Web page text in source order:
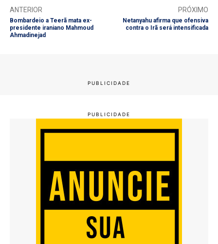
ANTERIOR
Bombardeio a Teerã mata ex-
presidente iraniano Mahmoud
Ahmadinejad
PRÓXIMO
Netanyahu afirma que ofensiva
contra o Irã será intensificada